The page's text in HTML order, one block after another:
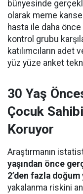
bünyesinde
olarak meme
hasta ile daha önce
kontrol grubu
katılımcıların
yüz yüze anket
30 Yaş
Çocuk
Koruyor
Araştırmanın
yaşından önce
2’den fazla doğum
yakalanma riskini